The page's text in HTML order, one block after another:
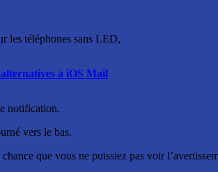
les téléphones sans LED,
à iOS Mail
notification.
vers le bas.
que vous ne puissiez pas voir